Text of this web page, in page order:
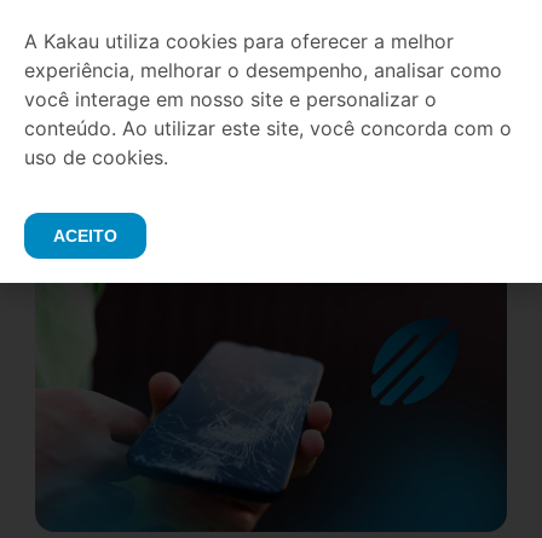
E-bikes no Brasil: Um mercado que
cresce 50% ao ano e como se preparar
para essa revolução
A Kakau utiliza cookies para oferecer a melhor
experiência, melhorar o desempenho, analisar como
você interage em nosso site e personalizar o
conteúdo. Ao utilizar este site, você concorda com o
uso de cookies.
ACEITO